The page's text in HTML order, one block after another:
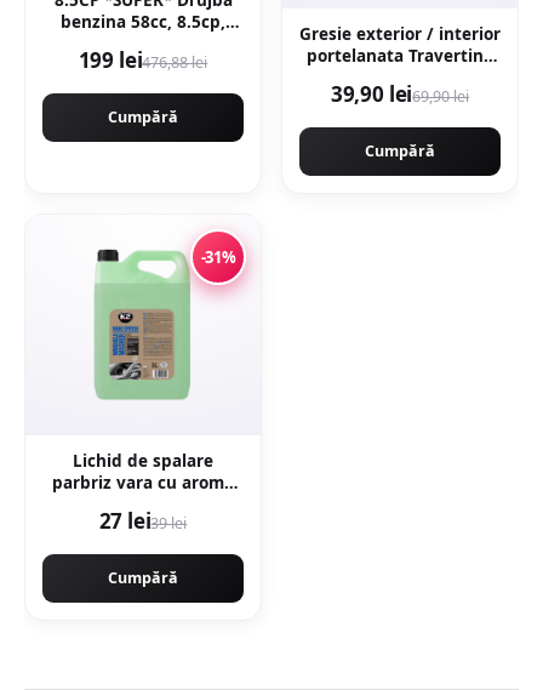
benzina 58cc, 8.5cp,
CAMPION
GERMANY EasyStart
New Generation
199 lei476,88 lei
Cumpără
Gresie exterior / interior
portelanata Travertino
lucioasa rectificata tip
39,90 lei69,90 lei
Cumpără
-31%
Lichid de spalare
parbriz vara cu aroma
27 lei39 lei
Cumpără